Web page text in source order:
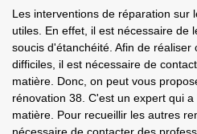
Les interventions de réparation sur
utiles. En effet, il est nécessaire de
soucis d'étanchéité. Afin de
difficiles, il est nécessaire de
matière. Donc, on peut vous
rénovation 38. C'est un expert qui
matière. Pour recueillir les autres